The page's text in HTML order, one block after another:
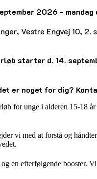
september 2026 -
Vestre Engvej 10, 2.
starter d. 14.
er noget for dig?
for unge i alderen 15-18
vi med at forstå og
en efterfølgende booster.